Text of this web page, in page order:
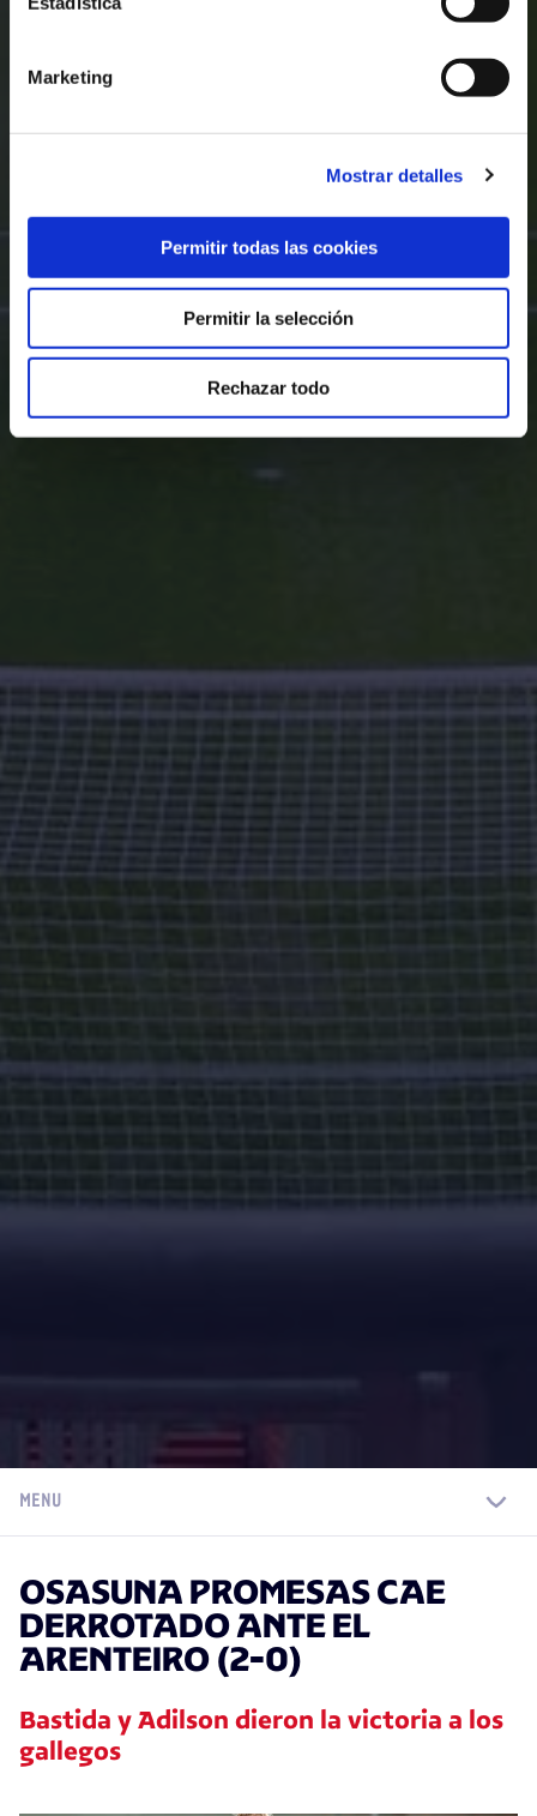
Marketing
Mostrar detalles
Permitir todas las cookies
Permitir la selección
Rechazar todo
MENU
OSASUNA PROMESAS CAE
DERROTADO ANTE EL
ARENTEIRO (2-0)
Bastida y Adilson dieron la victoria a los
gallegos